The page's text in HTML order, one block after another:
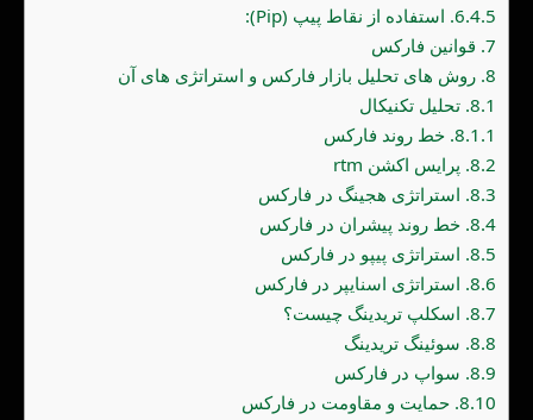
6.4.5. استفاده از نقاط پیپ (Pip):
7. قوانین فارکس
8. روش های تحلیل بازار فارکس و استراتژی های آن
8.1. تحلیل تکنیکال
8.1.1. خط روند فارکس
8.2. پرایس اکشن rtm
8.3. استراتژی هجینگ در فارکس
8.4. خط روند پیشران در فارکس
8.5. استراتژی پیپو در فارکس
8.6. استراتژی اسنایپر در فارکس
8.7. اسکلپ تریدینگ چیست؟
8.8. سوئینگ تریدینگ
8.9. سواپ در فارکس
8.10. حمایت و مقاومت در فارکس